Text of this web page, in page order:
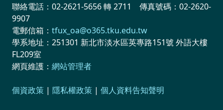
聯絡電話：02-2621-5656 轉 2711 傳真號碼：02-2620-
9907
電郵信箱： tfux_oa@o365.tku.edu.tw
學系地址：251301 新北市淡水區英專路151號 外語大樓
FL209室
網頁維護： 網站管理者
個資政策 | 隱私權政策 | 個人資料告知聲明